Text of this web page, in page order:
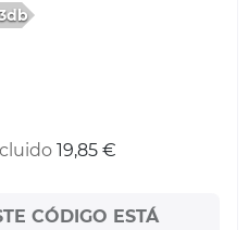
19,85 €
CÓDIGO ESTÁ